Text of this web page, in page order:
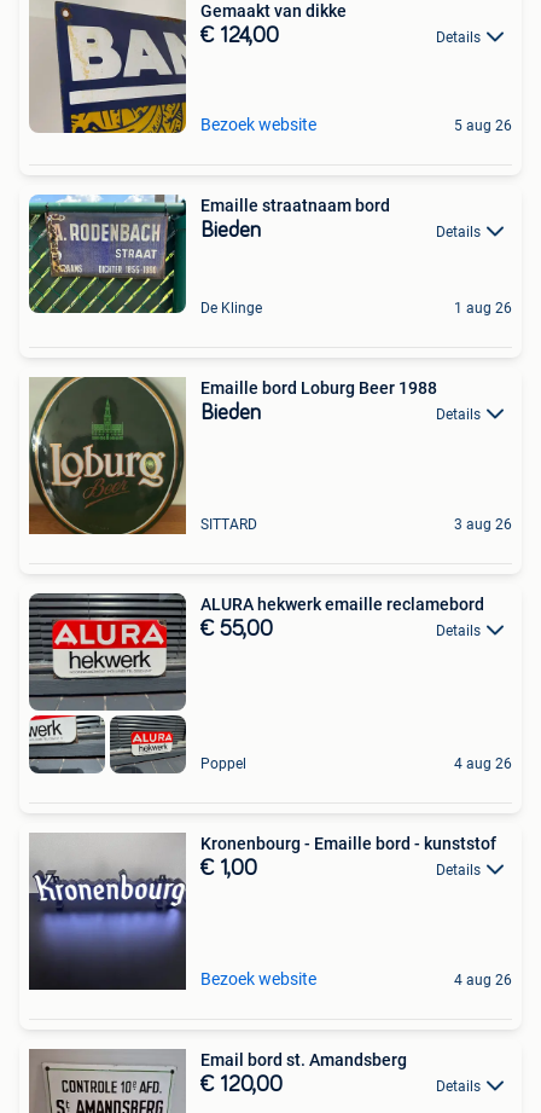
Gemaakt van dikke
€ 124,00 Details
Bezoek website 5 aug 26
Emaille straatnaam bord
Bieden Details
De Klinge 1 aug 26
Emaille bord Loburg Beer 1988
Bieden Details
SITTARD 3 aug 26
ALURA hekwerk emaille reclamebord
€ 55,00 Details
Poppel 4 aug 26
Kronenbourg - Emaille bord - kunststof
€ 1,00 Details
Bezoek website 4 aug 26
Email bord st. Amandsberg
€ 120,00 Details